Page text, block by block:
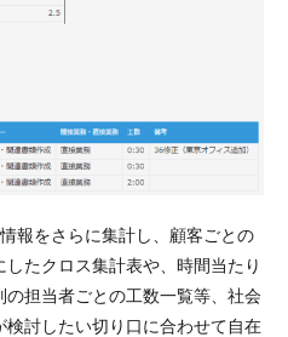
報をさらに集計し、顧客ごとの
たクロス集計表や、時間当たり
担当者ごとの工数一覧等、社会
討したい切り口に合わせて自在